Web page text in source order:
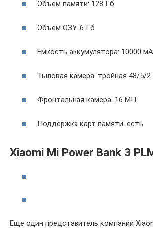
Объем памяти: 128 Гб
Объем ОЗУ: 6 Гб
Емкость аккумулятора: 10000
Тыловая камера: тройная 48/5/
Фронтальная камера: 16 МП
Поддержка карт памяти: есть
Xiaomi Mi Power Bank 3
Еще один представитель компании